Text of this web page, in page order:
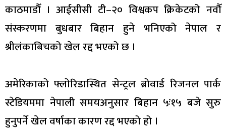
काठमाडौँ । आईसीसी टी–२० विश्वकप क्रिकेटको नवौँ
संस्करणमा बुधबार बिहान हुने भनिएको नेपाल र
श्रीलंकाबिचको खेल रद्द भएको छ ।
अमेरिकाको फ्लोरिडास्थित सेन्ट्रल ब्रोवार्ड रिजनल पार्क
स्टेडियममा नेपाली समयअनुसार बिहान ५ः१५ बजे सुरु
हुनुपर्ने खेल वर्षाका कारण रद्द भएको हो ।